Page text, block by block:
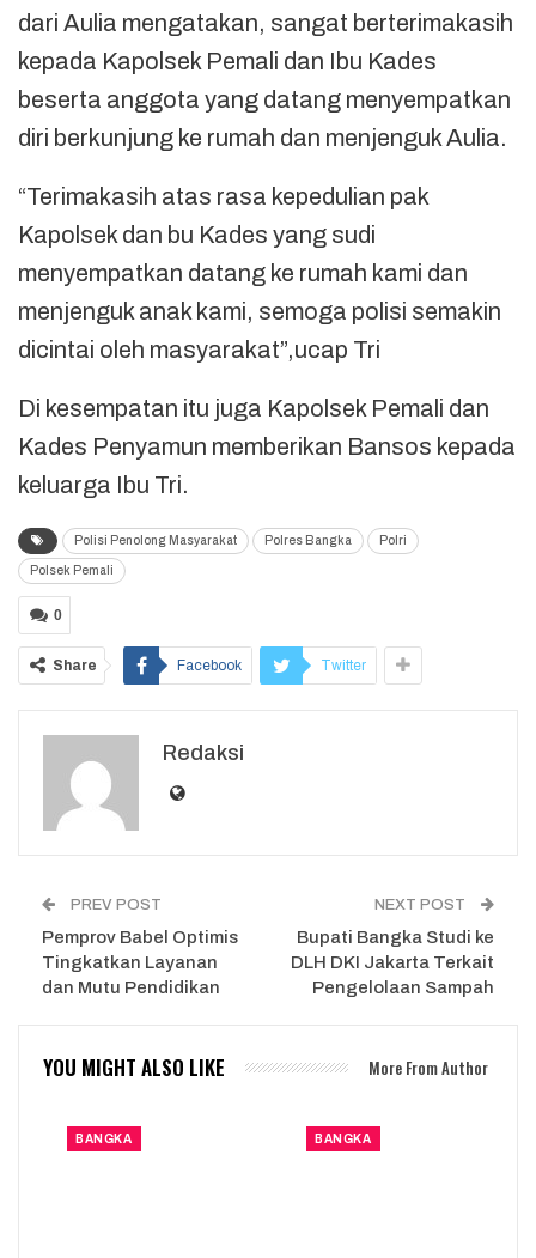
dari Aulia mengatakan, sangat berterimakasih
kepada Kapolsek Pemali dan Ibu Kades
beserta anggota yang datang menyempatkan
diri berkunjung ke rumah dan menjenguk Aulia.
“Terimakasih atas rasa kepedulian pak
Kapolsek dan bu Kades yang sudi
menyempatkan datang ke rumah kami dan
menjenguk anak kami, semoga polisi semakin
dicintai oleh masyarakat”,ucap Tri
Di kesempatan itu juga Kapolsek Pemali dan
Kades Penyamun memberikan Bansos kepada
keluarga Ibu Tri.
Polisi Penolong Masyarakat Polres Bangka Polri
Polsek Pemali
0
Share Facebook Twitter
Redaksi
PREV POST
Pemprov Babel Optimis
Tingkatkan Layanan
dan Mutu Pendidikan
NEXT POST
Bupati Bangka Studi ke
DLH DKI Jakarta Terkait
Pengelolaan Sampah
YOU MIGHT ALSO LIKE More From Author
BANGKA BANGKA